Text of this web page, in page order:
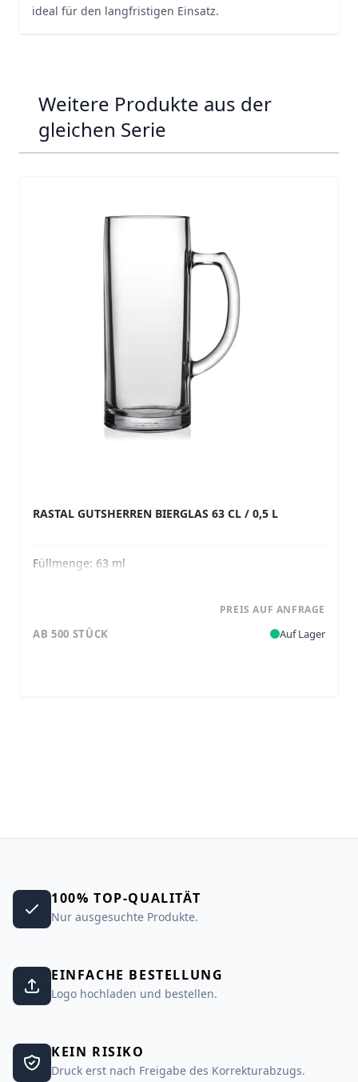
ideal für den langfristigen Einsatz.
Weitere Produkte aus der
gleichen Serie
RASTAL GUTSHERREN BIERGLAS 63 CL / 0,5 L
Füllmenge: 63 ml
PREIS AUF ANFRAGE
AB 500 STÜCK Auf Lager
100% TOP-QUALITÄT
Nur ausgesuchte Produkte.
EINFACHE BESTELLUNG
Logo hochladen und bestellen.
KEIN RISIKO
Druck erst nach Freigabe des Korrekturabzugs.